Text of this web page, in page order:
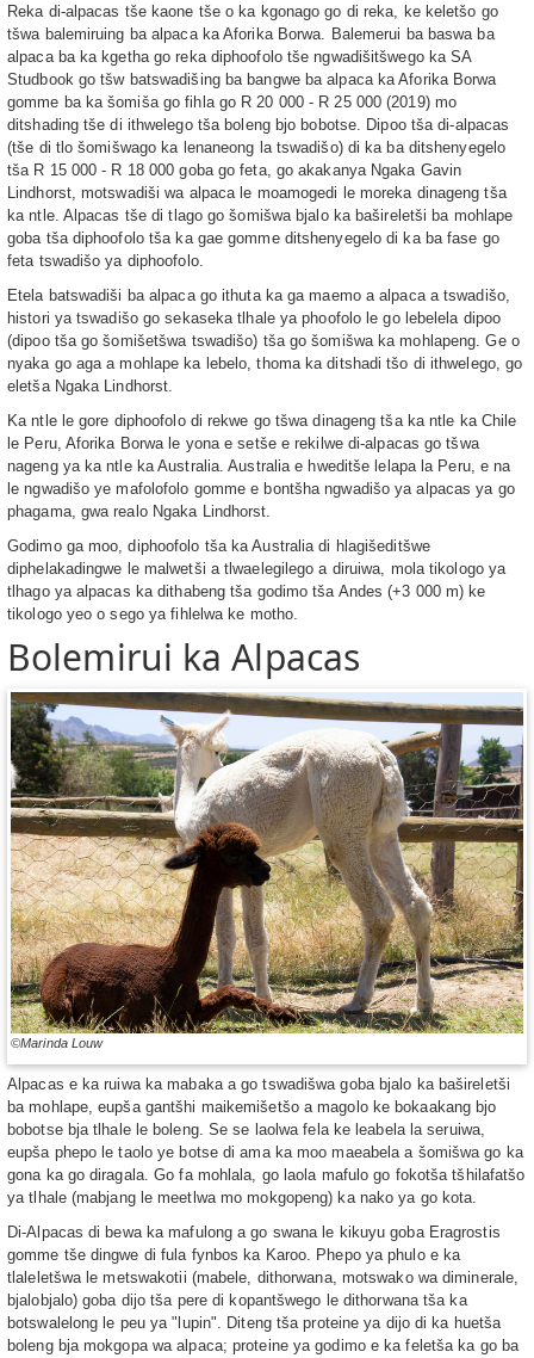
Reka di-alpacas tše kaone tše o ka kgonago go di reka, ke keletšo go
tšwa balemiruing ba alpaca ka Aforika Borwa. Balemerui ba baswa ba
alpaca ba ka kgetha go reka diphoofolo tše ngwadišitšwego ka SA
Studbook go tšw batswadišing ba bangwe ba alpaca ka Aforika Borwa
gomme ba ka šomiša go fihla go R 20 000 - R 25 000 (2019) mo
ditshading tše di ithwelego tša boleng bjo bobotse. Dipoo tša di-alpacas
(tše di tlo šomišwago ka lenaneong la tswadišo) di ka ba ditshenyegelo
tša R 15 000 - R 18 000 goba go feta, go akakanya Ngaka Gavin
Lindhorst, motswadiši wa alpaca le moamogedi le moreka dinageng tša
ka ntle. Alpacas tše di tlago go šomišwa bjalo ka bašireletši ba mohlape
goba tša diphoofolo tša ka gae gomme ditshenyegelo di ka ba fase go
feta tswadišo ya diphoofolo.
Etela batswadiši ba alpaca go ithuta ka ga maemo a alpaca a tswadišo,
histori ya tswadišo go sekaseka tlhale ya phoofolo le go lebelela dipoo
(dipoo tša go šomišetšwa tswadišo) tša go šomišwa ka mohlapeng. Ge o
nyaka go aga a mohlape ka lebelo, thoma ka ditshadi tšo di ithwelego, go
eletša Ngaka Lindhorst.
Ka ntle le gore diphoofolo di rekwe go tšwa dinageng tša ka ntle ka Chile
le Peru, Aforika Borwa le yona e setše e rekilwe di-alpacas go tšwa
nageng ya ka ntle ka Australia. Australia e hweditše lelapa la Peru, e na
le ngwadišo ye mafolofolo gomme e bontšha ngwadišo ya alpacas ya go
phagama, gwa realo Ngaka Lindhorst.
Godimo ga moo, diphoofolo tša ka Australia di hlagišeditšwe
diphelakadingwe le malwetši a tlwaelegilego a diruiwa, mola tikologo ya
tlhago ya alpacas ka dithabeng tša godimo tša Andes (+3 000 m) ke
tikologo yeo o sego ya fihlelwa ke motho.
Bolemirui ka Alpacas
©Marinda Louw
Alpacas e ka ruiwa ka mabaka a go tswadišwa goba bjalo ka bašireletši
ba mohlape, eupša gantšhi maikemišetšo a magolo ke bokaakang bjo
bobotse bja tlhale le boleng. Se se laolwa fela ke leabela la seruiwa,
eupša phepo le taolo ye botse di ama ka moo maeabela a šomišwa go ka
gona ka go diragala. Go fa mohlala, go laola mafulo go fokotša tšhilafatšo
ya tlhale (mabjang le meetlwa mo mokgopeng) ka nako ya go kota.
Di-Alpacas di bewa ka mafulong a go swana le kikuyu goba Eragrostis
gomme tše dingwe di fula fynbos ka Karoo. Phepo ya phulo e ka
tlaleletšwa le metswakotii (mabele, dithorwana, motswako wa diminerale,
bjalobjalo) goba dijo tša pere di kopantšwego le dithorwana tša ka
botswalelong le peu ya "lupin". Diteng tša proteine ya dijo di ka huetša
boleng bja mokgopa wa alpaca; proteine ya godimo e ka feletša ka go ba